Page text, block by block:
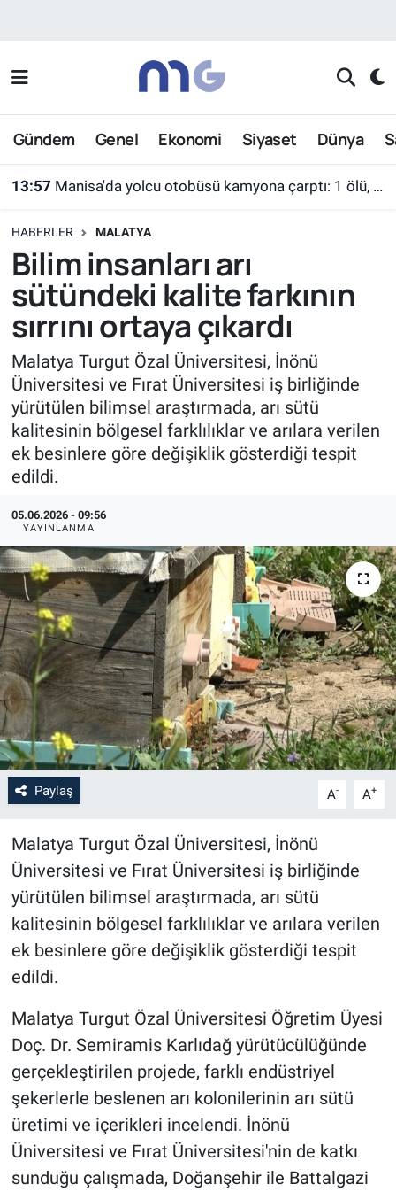
Gündem Genel Ekonomi Siyaset Dünya
13:57 Manisa'da yolcu otobüsü kamyona çarptı: 1 ölü, 7 yaralı
HABERLER MALATYA
Bilim insanları arı
sütündeki kalite farkının
sırrını ortaya çıkardı
Malatya Turgut Özal Üniversitesi, İnönü
Üniversitesi ve Fırat Üniversitesi iş birliğinde
yürütülen bilimsel araştırmada, arı sütü
kalitesinin bölgesel farklılıklar ve arılara verilen
ek besinlere göre değişiklik gösterdiği tespit
edildi.
05.06.2026 - 09:56
YAYINLANMA
Paylaş A- A+
Malatya Turgut Özal Üniversitesi, İnönü
Üniversitesi ve Fırat Üniversitesi iş birliğinde
yürütülen bilimsel araştırmada, arı sütü
kalitesinin bölgesel farklılıklar ve arılara verilen
ek besinlere göre değişiklik gösterdiği tespit
edildi.
Malatya Turgut Özal Üniversitesi Öğretim Üyesi
Doç. Dr. Semiramis Karlıdağ yürütücülüğünde
gerçekleştirilen projede, farklı endüstriyel
şekerlerle beslenen arı kolonilerinin arı sütü
üretimi ve içerikleri incelendi. İnönü
Üniversitesi ve Fırat Üniversitesi'nin de katkı
sunduğu çalışmada, Doğanşehir ile Battalgazi
Nöbetçi Eczaneler
Hava Durumu
Süper Lig Puan Durumu ve Fikstür
Tüm Manşetler
Son Dakika Haberleri
Haber Arşivi